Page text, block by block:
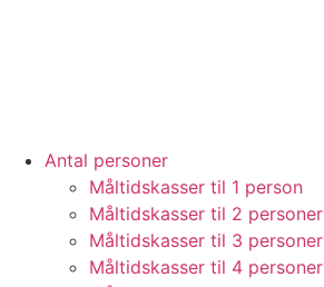
Antal personer
Måltidskasser til 1 person
Måltidskasser til 2 personer
Måltidskasser til 3 personer
Måltidskasser til 4 personer